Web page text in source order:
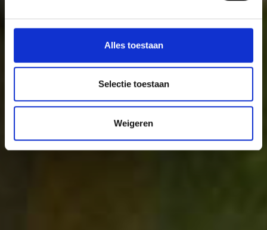
Alles toestaan
Selectie toestaan
Weigeren